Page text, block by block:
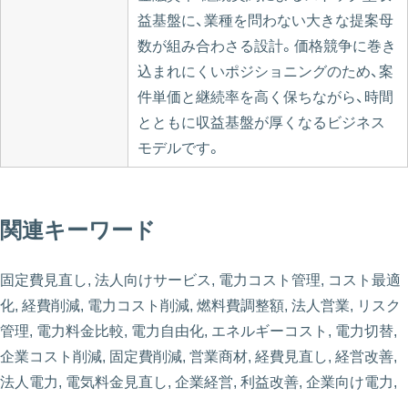
益基盤に、業種を問わない大きな提案母
数が組み合わさる設計。価格競争に巻き
込まれにくいポジショニングのため、案
件単価と継続率を高く保ちながら、時間
とともに収益基盤が厚くなるビジネス
モデルです。
関連キーワード
固定費見直し, 法人向けサービス, 電力コスト管理, コスト最適
化, 経費削減, 電力コスト削減, 燃料費調整額, 法人営業, リスク
管理, 電力料金比較, 電力自由化, エネルギーコスト, 電力切替,
企業コスト削減, 固定費削減, 営業商材, 経費見直し, 経営改善,
法人電力, 電気料金見直し, 企業経営, 利益改善, 企業向け電力,